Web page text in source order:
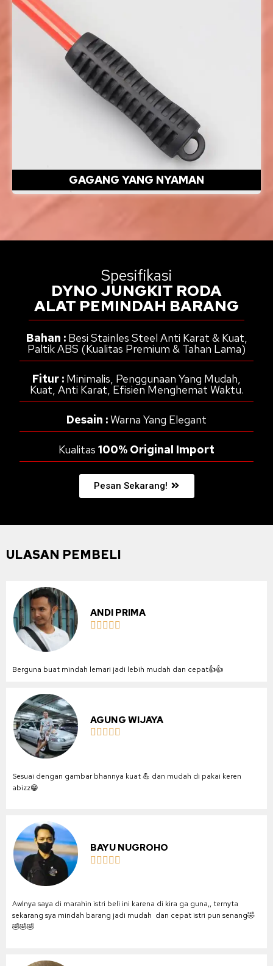
GAGANG YANG NYAMAN
Spesifikasi
DYNO JUNGKIT RODA
ALAT PEMINDAH BARANG
Bahan : Besi Stainles Steel Anti Karat & Kuat,
Paltik ABS (Kualitas Premium & Tahan Lama)
Fitur : Minimalis, Penggunaan Yang Mudah,
Kuat, Anti Karat, Efisien Menghemat Waktu.
Desain :Warna Yang Elegant
Kualitas 100% Original Import
Pesan Sekarang!
ULASAN PEMBELI
ANDI PRIMA
    
Berguna buat mindah lemari jadi lebih mudah dan cepat👍👍
AGUNG WIJAYA
    
Sesuai dengan gambar bhannya kuat 💪 dan mudah di pakai keren
abizz😁
BAYU NUGROHO
    
Awlnya saya di marahin istri beli ini karena di kira ga guna,, ternyta
sekarang sya mindah barang jadi mudah dan cepat istri pun senang🤣
🤣🤣🤣